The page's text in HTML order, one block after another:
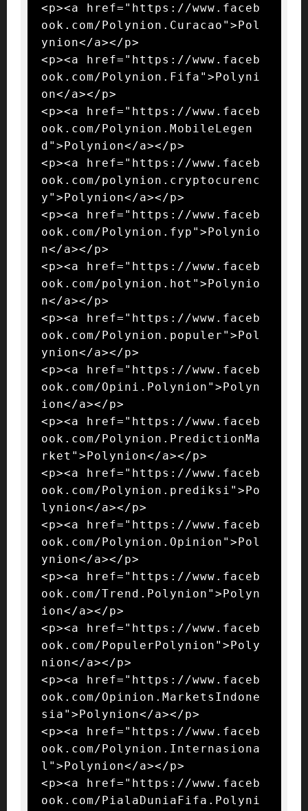
<p><a href="https://www.faceb
ook.com/Polynion.Curacao">Pol
ynion</a></p>
<p><a href="https://www.faceb
ook.com/Polynion.Fifa">Polyni
on</a></p>
<p><a href="https://www.faceb
ook.com/Polynion.MobileLegen
d">Polynion</a></p>
<p><a href="https://www.faceb
ook.com/polynion.cryptocurenc
y">Polynion</a></p>
<p><a href="https://www.faceb
ook.com/Polynion.fyp">Polynio
n</a></p>
<p><a href="https://www.faceb
ook.com/polynion.hot">Polynio
n</a></p>
<p><a href="https://www.faceb
ook.com/Polynion.populer">Pol
ynion</a></p>
<p><a href="https://www.faceb
ook.com/Opini.Polynion">Polyn
ion</a></p>
<p><a href="https://www.faceb
ook.com/Polynion.PredictionMa
rket">Polynion</a></p>
<p><a href="https://www.faceb
ook.com/Polynion.prediksi">Po
lynion</a></p>
<p><a href="https://www.faceb
ook.com/Polynion.Opinion">Pol
ynion</a></p>
<p><a href="https://www.faceb
ook.com/Trend.Polynion">Polyn
ion</a></p>
<p><a href="https://www.faceb
ook.com/PopulerPolynion">Poly
nion</a></p>
<p><a href="https://www.faceb
ook.com/Opinion.MarketsIndone
sia">Polynion</a></p>
<p><a href="https://www.faceb
ook.com/Polynion.Internasiona
l">Polynion</a></p>
<p><a href="https://www.faceb
ook.com/PialaDuniaFifa.Polyni